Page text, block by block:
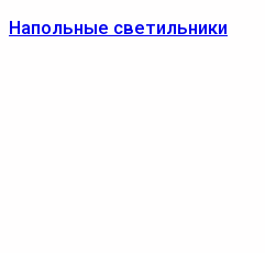
Напольные светильники